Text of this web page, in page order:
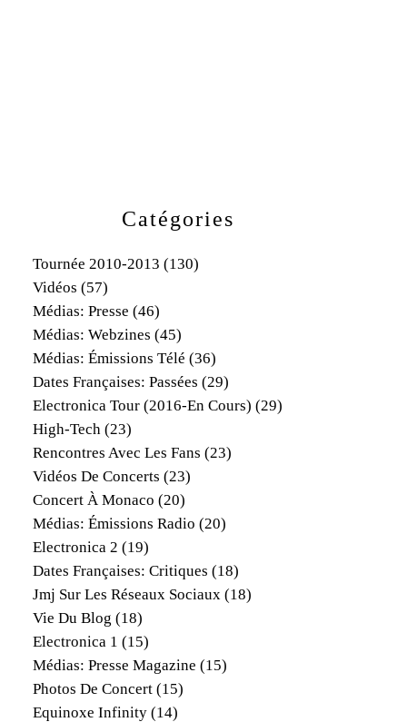
Catégories
Tournée 2010-2013 (130)
Vidéos (57)
Médias: Presse (46)
Médias: Webzines (45)
Médias: Émissions Télé (36)
Dates Françaises: Passées (29)
Electronica Tour (2016-En Cours) (29)
High-Tech (23)
Rencontres Avec Les Fans (23)
Vidéos De Concerts (23)
Concert À Monaco (20)
Médias: Émissions Radio (20)
Electronica 2 (19)
Dates Françaises: Critiques (18)
Jmj Sur Les Réseaux Sociaux (18)
Vie Du Blog (18)
Electronica 1 (15)
Médias: Presse Magazine (15)
Photos De Concert (15)
Equinoxe Infinity (14)